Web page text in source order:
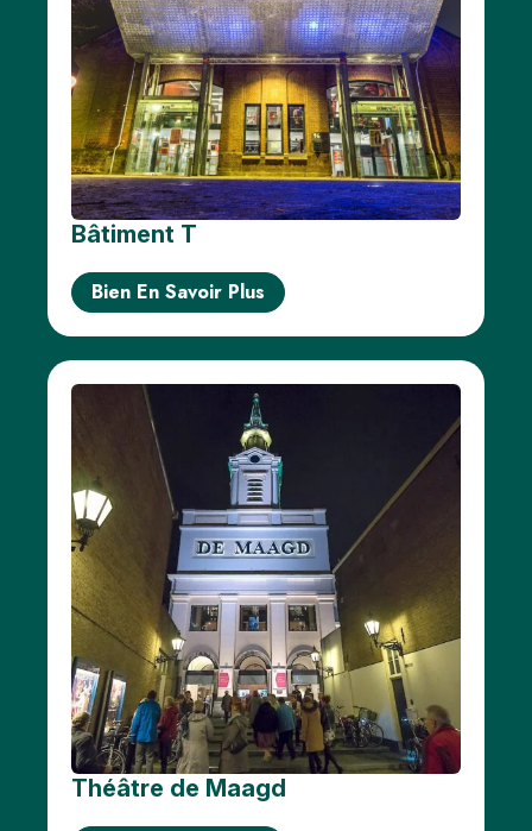
Bâtiment T
Bien En Savoir Plus
Théâtre de Maagd